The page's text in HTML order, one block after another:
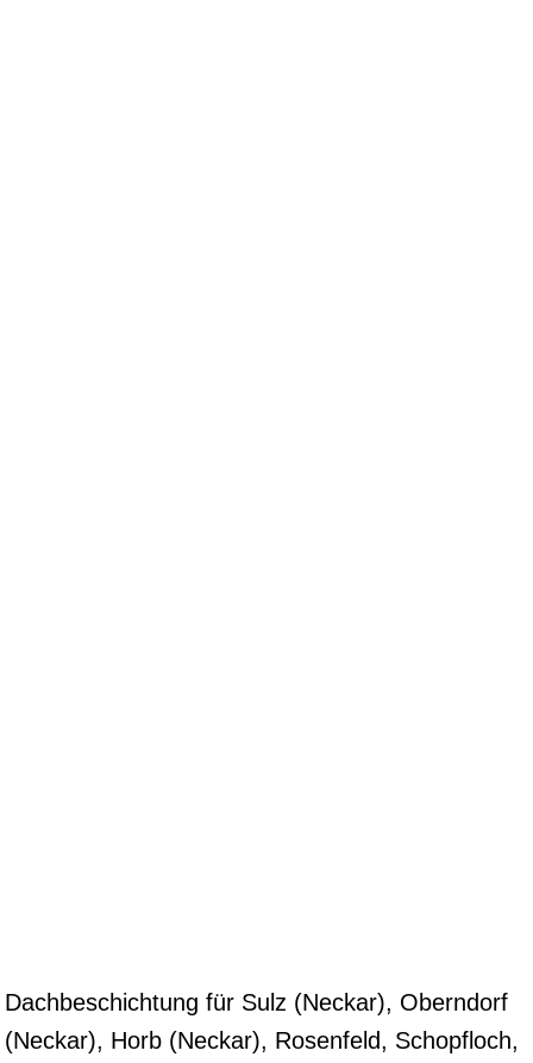
Dachbeschichtung für Sulz (Neckar), Oberndorf
(Neckar), Horb (Neckar), Rosenfeld, Schopfloch,